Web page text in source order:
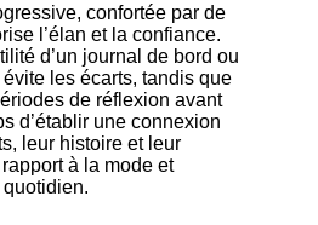
confortée par de
l’élan et la confiance.
d’un journal de bord ou
les écarts, tandis que
de réflexion avant
d’établir une connexion
leur histoire et leur
à la mode et